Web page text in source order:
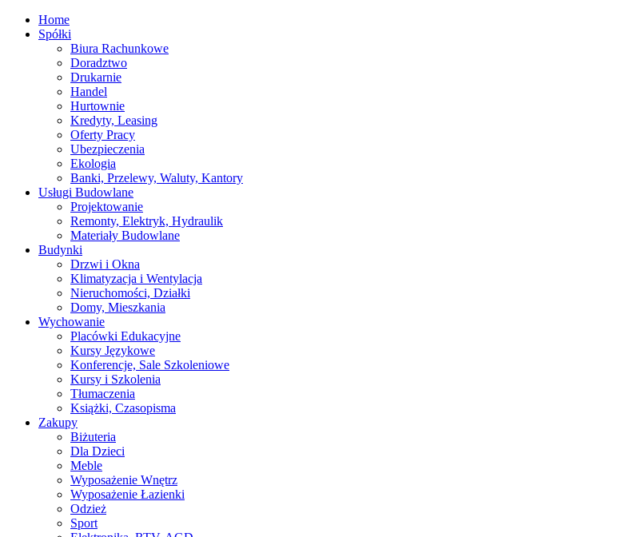
Home
Spółki
Biura Rachunkowe
Doradztwo
Drukarnie
Handel
Hurtownie
Kredyty, Leasing
Oferty Pracy
Ubezpieczenia
Ekologia
Banki, Przelewy, Waluty, Kantory
Usługi Budowlane
Projektowanie
Remonty, Elektryk, Hydraulik
Materiały Budowlane
Budynki
Drzwi i Okna
Klimatyzacja i Wentylacja
Nieruchomości, Działki
Domy, Mieszkania
Wychowanie
Placówki Edukacyjne
Kursy Językowe
Konferencje, Sale Szkoleniowe
Kursy i Szkolenia
Tłumaczenia
Książki, Czasopisma
Zakupy
Biżuteria
Dla Dzieci
Meble
Wyposażenie Wnętrz
Wyposażenie Łazienki
Odzież
Sport